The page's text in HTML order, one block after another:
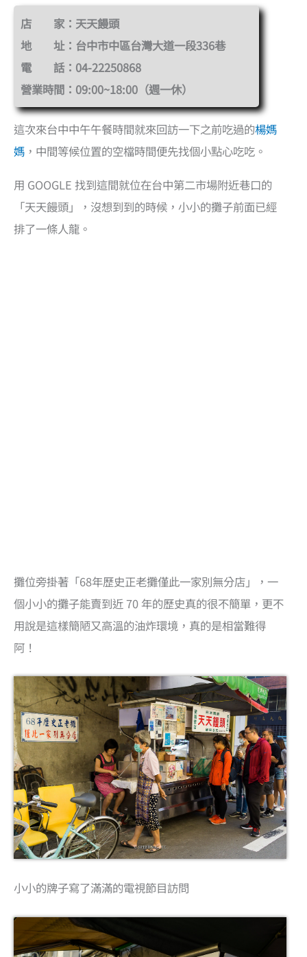
店 家：天天饅頭
地 址：台中市中區台灣大道一段336巷
電 話：04-22250868
營業時間：09:00~18:00（週一休）
這次來台中中午午餐時間就來回訪一下之前吃過的楊媽
媽 ，中間等候位置的空檔時間便先找個小點心吃吃。
用 GOOGLE 找到這間就位在台中第二市場附近巷口的
「天天饅頭」，沒想到到的時候，小小的攤子前面已經
排了一條人龍。
攤位旁掛著「68年歷史正老攤僅此一家別無分店」，一
個小小的攤子能賣到近 70 年的歷史真的很不簡單，更不
用說是這樣簡陋又高溫的油炸環境，真的是相當難得
阿！
小小的牌子寫了滿滿的電視節目訪問